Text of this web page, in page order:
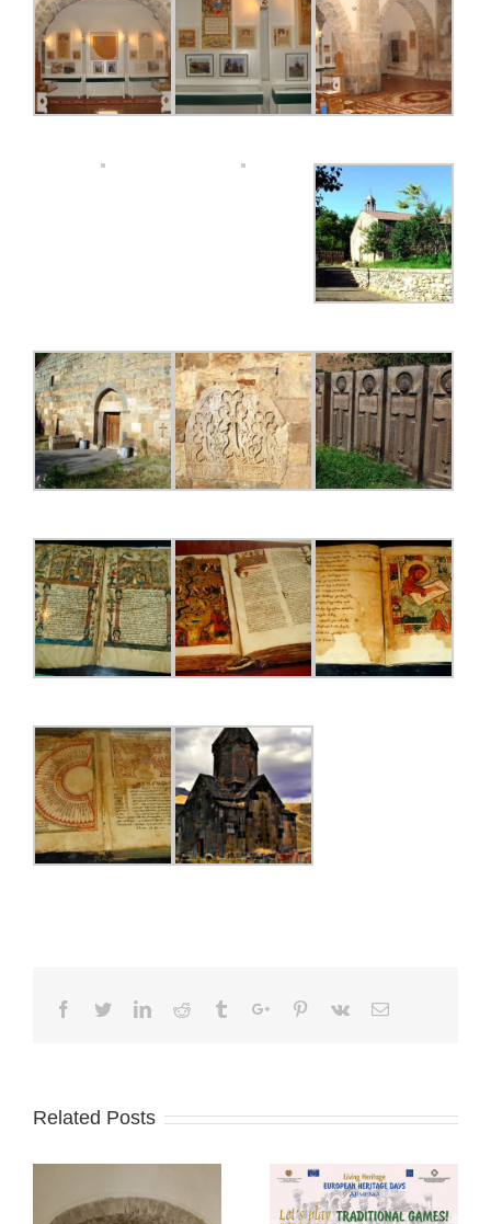
Facebook
TwitterLinkedinReddit TumblrGoogle+Pinterest
Vk Email
Related Posts